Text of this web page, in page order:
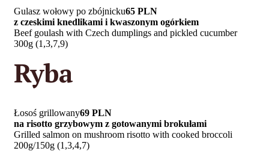
Gulasz wołowy po zbójnicku65 PLN
z czeskimi knedlikami i kwaszonym ogórkiem
Beef goulash with Czech dumplings and pickled cucumber
300g (1,3,7,9)
Ryba
Łosoś grillowany69 PLN
na risotto grzybowym z gotowanymi brokułami
Grilled salmon on mushroom risotto with cooked broccoli
200g/150g (1,3,4,7)